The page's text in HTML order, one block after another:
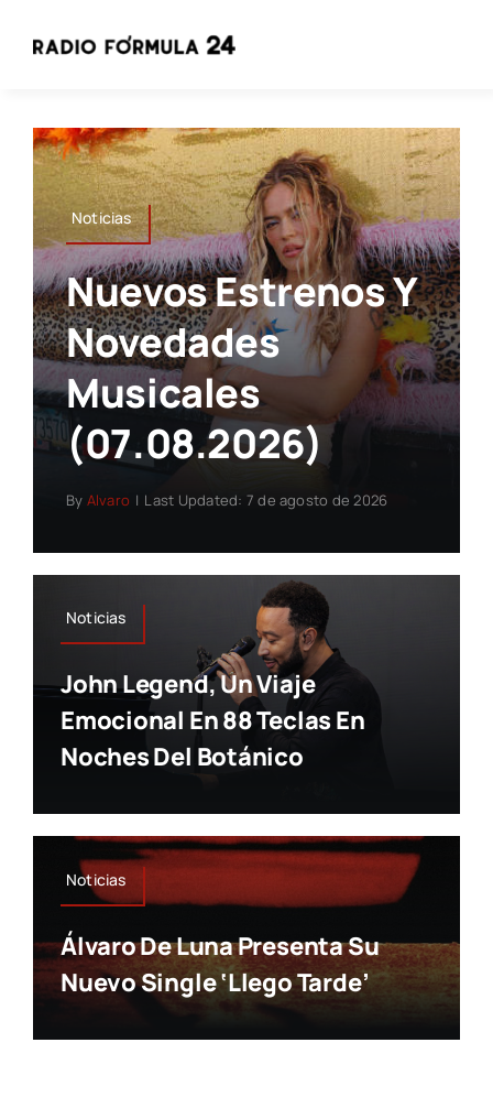
Noticias
Nuevos Estrenos Y
Novedades
Musicales
(07.08.2026)
By Alvaro | Last Updated: 7 de agosto de 2026
Noticias
John Legend, Un Viaje
Emocional En 88 Teclas En
Noches Del Botánico
Noticias
Álvaro De Luna Presenta Su
Nuevo Single ‘llego Tarde’